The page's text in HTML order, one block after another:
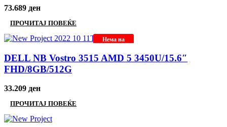
73.689 ден
ПРОЧИТАЈ ПОВЕЌЕ
Нема на
DELL NB Vostro 3515 AMD 5 3450U/15.6″
FHD/8GB/512G
33.209 ден
ПРОЧИТАЈ ПОВЕЌЕ